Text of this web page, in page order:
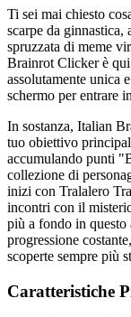
Ti sei mai chiesto
scarpe da ginnastica,
spruzzata di meme
Brainrot Clicker è
assolutamente unica
schermo per entrare
In sostanza, Italian
tuo obiettivo
accumulando punti
collezione di
inizi con Tralalero
incontri con il
più a fondo in
progressione
scoperte sempre più
Caratteristiche